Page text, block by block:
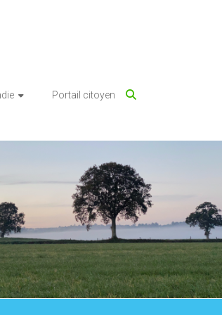
Portail citoyen